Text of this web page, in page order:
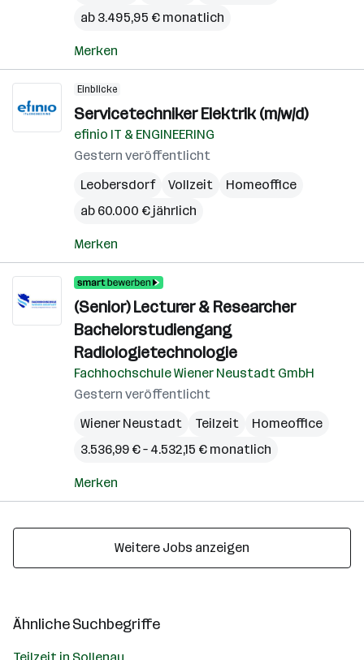
ab 3.495,95 € monatlich
Merken
Einblicke
Servicetechniker Elektrik (m/w/d)
efinio IT & ENGINEERING
Gestern veröffentlicht
Leobersdorf
Vollzeit
Homeoffice
ab 60.000 € jährlich
Merken
(Senior) Lecturer & Researcher
Bachelorstudiengang
Radiologietechnologie
Fachhochschule Wiener Neustadt GmbH
Gestern veröffentlicht
Wiener Neustadt
Teilzeit
Homeoffice
3.536,99 € – 4.532,15 € monatlich
Merken
Weitere Jobs anzeigen
Ähnliche Suchbegriffe